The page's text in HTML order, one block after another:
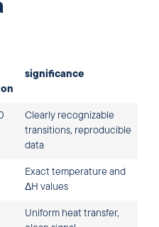
significance
Clearly recognizable
transitions, reproducible
data
Exact temperature and
ΔH values
Uniform heat transfer,